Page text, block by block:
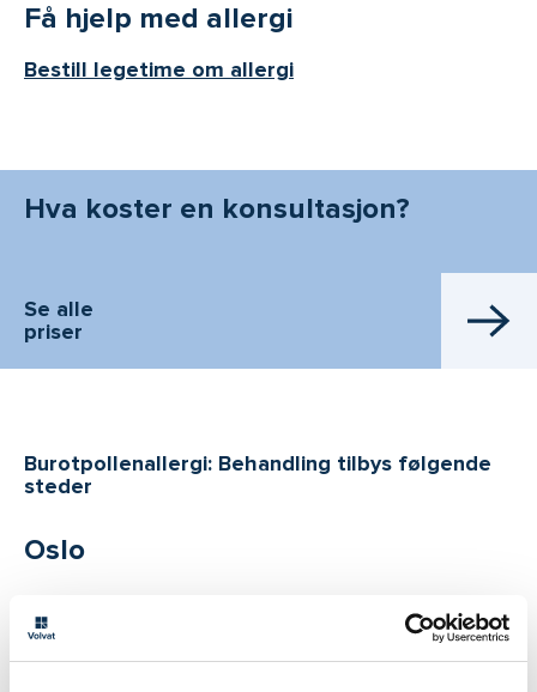
Få hjelp med allergi
Bestill legetime om allergi
Hva koster en konsultasjon?
Se alle
priser
Burotpollenallergi: Behandling tilbys følgende
steder
Oslo
Volvat Majorstuen